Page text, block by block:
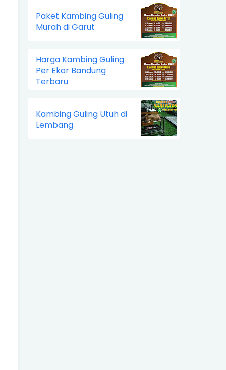
Paket Kambing Guling
Murah di Garut
Harga Kambing Guling
Per Ekor Bandung
Terbaru
Kambing Guling Utuh di
Lembang